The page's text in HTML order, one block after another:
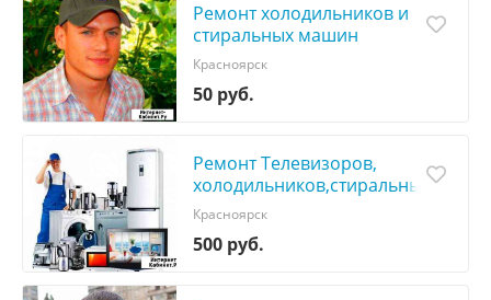
Ремонт холодильников и
стиральных машин
50 руб.
Красноярск
Ремонт Телевизоров,
холодильников,стиральных
машин
500 руб.
Красноярск